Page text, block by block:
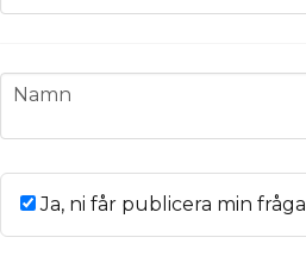
name
Namn
Ja, ni får publicera min fråga